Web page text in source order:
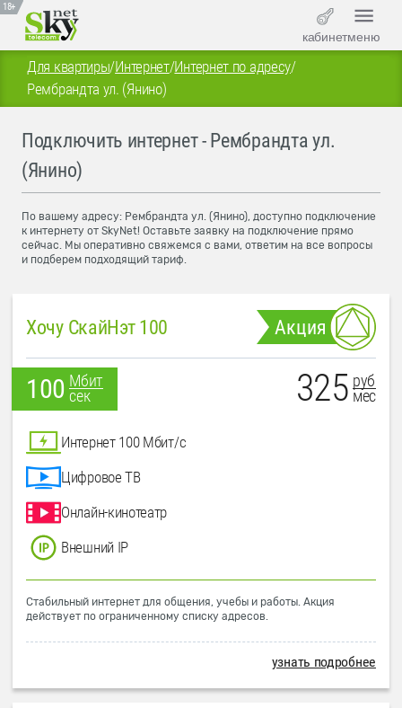
18+
кабинетменю
Для квартиры/Интернет/Интернет по адресу/
Рембрандта ул. (Янино)
Подключить интернет - Рембрандта ул.
(Янино)
По вашему адресу: Рембрандта ул. (Янино), доступно подключение
к интернету от SkyNet! Оставьте заявку на подключение прямо
сейчас. Мы оперативно свяжемся с вами, ответим на все вопросы
и подберем подходящий тариф.
Хочу СкайНэт 100 Акция
100 Мбит
сек
325 руб
мес
Интернет 100 Мбит/с
Цифровое ТВ
Онлайн-кинотеатр
Внешний IP
Стабильный интернет для общения, учебы и работы. Акция
действует по ограниченному списку адресов.
узнать подробнее